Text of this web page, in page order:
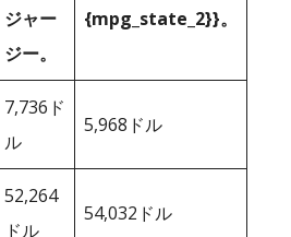
ジャー
ジー。
{mpg_state_2}}。
7,736ド
ル
5,968ドル
52,264
ドル
54,032ドル